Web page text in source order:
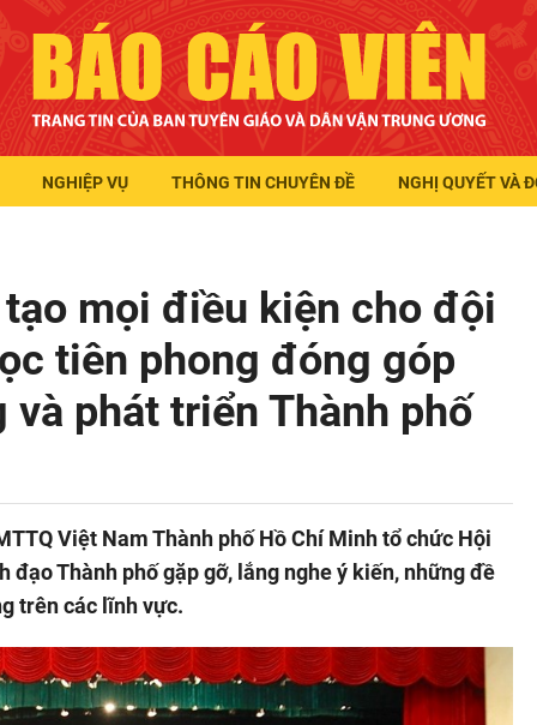
NGHIỆP VỤ THÔNG TIN CHUYÊN ĐỀ NGHỊ QUYẾT VÀ
mọi điều kiện cho đội
tiên phong đóng góp
phát triển Thành phố
Việt Nam Thành phố Hồ Chí Minh tổ chức Hội
Thành phố gặp gỡ, lắng nghe ý kiến, những đề
trên các lĩnh vực.